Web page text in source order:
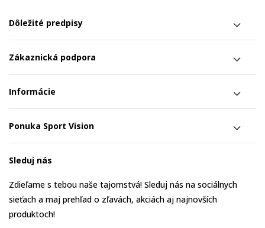
Dôležité predpisy
Zákaznická podpora
Informácie
Ponuka Sport Vision
Sleduj nás
Zdieľame s tebou naše tajomstvá! Sleduj nás na sociálnych
sieťach a maj prehľad o zľavách, akciách aj najnovších
produktoch!